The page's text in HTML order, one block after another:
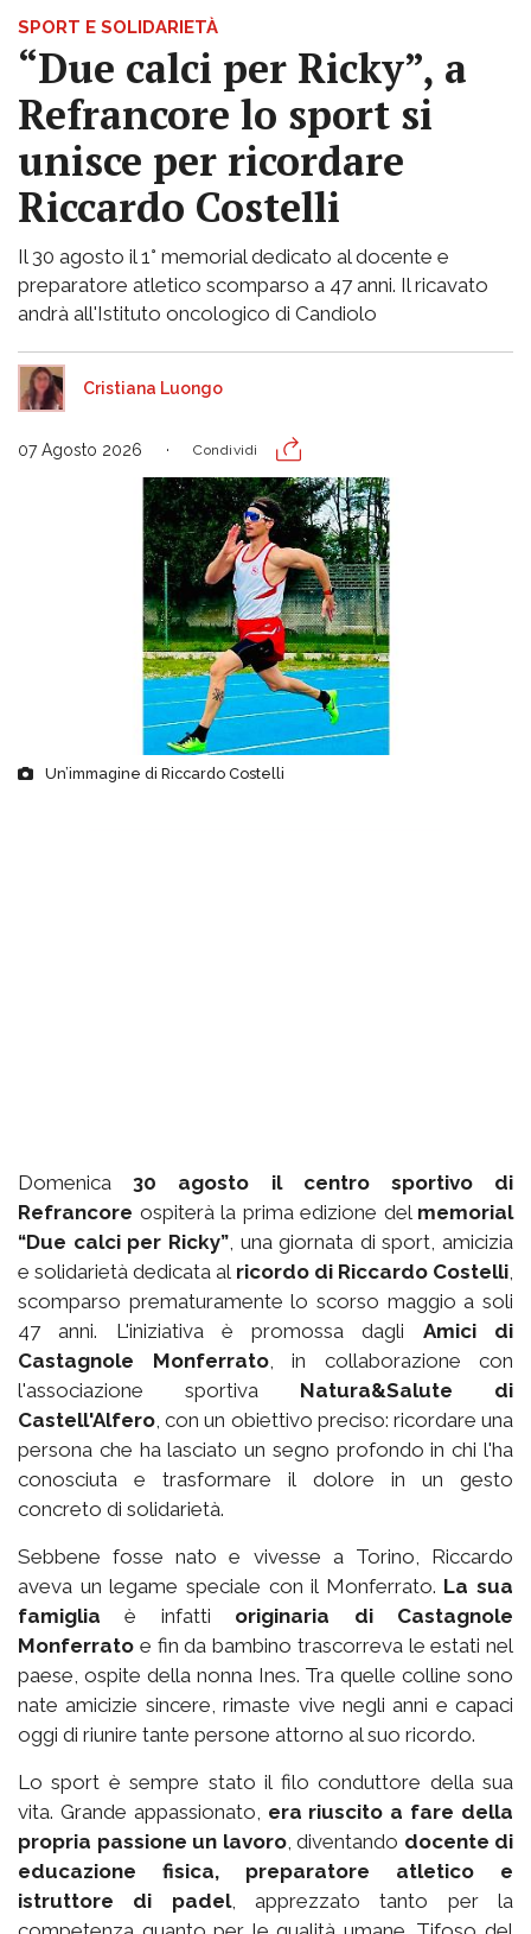
SPORT E SOLIDARIETÀ
“Due calci per Ricky”, a
Refrancore lo sport si
unisce per ricordare
Riccardo Costelli
Il 30 agosto il 1° memorial dedicato al docente e
preparatore atletico scomparso a 47 anni. Il ricavato
andrà all'Istituto oncologico di Candiolo
Cristiana Luongo
07 Agosto 2026 Condividi
Un’immagine di Riccardo Costelli
Domenica30 agosto il centro sportivo di
Refrancore ospiterà la prima edizione del memorial
“Due calci per Ricky”, una giornata di sport, amicizia
e solidarietà dedicata al ricordo di Riccardo Costelli,
scomparso prematuramente lo scorso maggio a soli
47 anni. L'iniziativa è promossa dagli Amici di
Castagnole Monferrato, in collaborazione con
l'associazione sportiva Natura&Salute di
Castell'Alfero, con un obiettivo preciso: ricordare una
persona che ha lasciato un segno profondo in chi l'ha
conosciuta e trasformare il dolore in un gesto
concreto di solidarietà.
Sebbene fosse nato e vivesse a Torino, Riccardo
aveva un legame speciale con il Monferrato. La sua
famigliaè infatti originaria di Castagnole
Monferrato e fin da bambino trascorreva le estati nel
paese, ospite della nonna Ines. Tra quelle colline sono
nate amicizie sincere, rimaste vive negli anni e capaci
oggi di riunire tante persone attorno al suo ricordo.
Lo sport è sempre stato il filo conduttore della sua
vita. Grande appassionato, era riuscito a fare della
propria passione un lavoro, diventando docente di
educazione fisica, preparatore atletico e
istruttore di padel, apprezzato tanto per la